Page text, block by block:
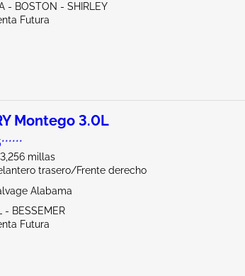
- BOSTON - SHIRLEY
Futura
Montego 3.0L
millas
trasero/Frente derecho
Alabama
- BESSEMER
Futura